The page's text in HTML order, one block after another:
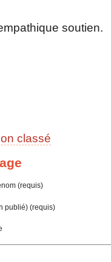
soutien.
classé
(requis)
publié) (requis)